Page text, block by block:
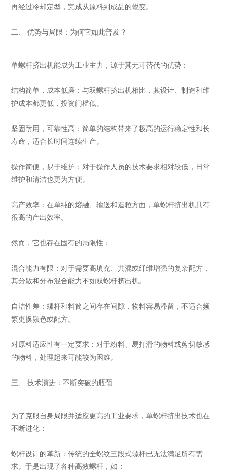
再经过冷却定型，完成从原料到成品的蜕变。
二、 优势与局限：为何它如此普及？
单螺杆挤出机能成为工业主力，源于其无可替代的优势：
结构简单，成本低廉：与双螺杆挤出机相比，其设计、制造和维
护成本都更低，投资门槛低。
坚固耐用，可靠性高：简单的结构带来了极高的运行稳定性和长
寿命，适合长时间连续生产。
操作简便，易于维护：对于操作人员的技术要求相对较低，日常
维护和清洁也更为方便。
高产效率：在单纯的熔融、输送和造粒方面，单螺杆挤出机具有
很高的产出效率。
然而，它也存在固有的局限性：
混合能力有限：对于需要高填充、共混或纤维增强的复杂配方，
其分散和分布混合能力不如双螺杆挤出机。
自洁性差：螺杆和料筒之间存在间隙，物料容易滞留，不适合频
繁更换颜色或配方。
对原料适应性有一定要求：对于粉料、易打滑的物料或剪切敏感
的物料，处理起来可能较为困难。
三、 技术演进：不断突破的瓶颈
为了克服自身局限并适应更高的工业要求，单螺杆挤出技术也在
不断进化：
螺杆设计的革新：传统的全螺纹三段式螺杆已无法满足所有需
求。于是出现了各种高效螺杆，如：